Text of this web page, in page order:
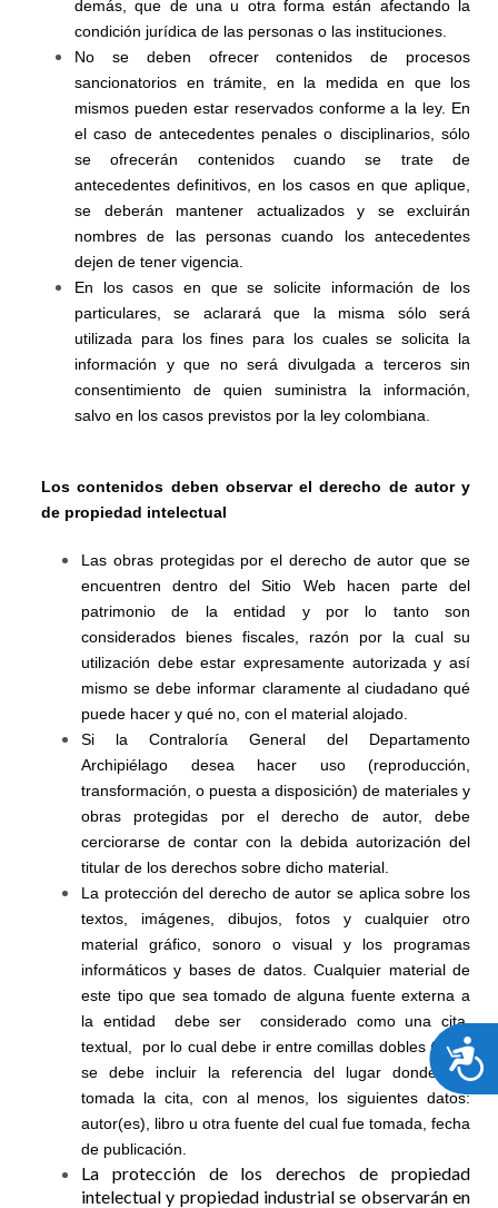
demás, que de una u otra forma están afectando la
condición jurídica de las personas o las instituciones.
No se deben ofrecer contenidos de procesos
sancionatorios en trámite, en la medida en que los
mismos pueden estar reservados conforme a la ley. En
el caso de antecedentes penales o disciplinarios, sólo
se ofrecerán contenidos cuando se trate de
antecedentes definitivos, en los casos en que aplique,
se deberán mantener actualizados y se excluirán
nombres de las personas cuando los antecedentes
dejen de tener vigencia.
En los casos en que se solicite información de los
particulares, se aclarará que la misma sólo será
utilizada para los fines para los cuales se solicita la
información y que no será divulgada a terceros sin
consentimiento de quien suministra la información,
salvo en los casos previstos por la ley colombiana.
Los contenidos deben observar el derecho de autor y
de propiedad intelectual
Las obras protegidas por el derecho de autor que se
encuentren dentro del Sitio Web hacen parte del
patrimonio de la entidad y por lo tanto son
considerados bienes fiscales, razón por la cual su
utilización debe estar expresamente autorizada y así
mismo se debe informar claramente al ciudadano qué
puede hacer y qué no, con el material alojado.
Si la Contraloría General del Departamento
Archipiélago desea hacer uso (reproducción,
transformación, o puesta a disposición) de materiales y
obras protegidas por el derecho de autor, debe
cerciorarse de contar con la debida autorización del
titular de los derechos sobre dicho material.
La protección del derecho de autor se aplica sobre los
textos, imágenes, dibujos, fotos y cualquier otro
material gráfico, sonoro o visual y los programas
informáticos y bases de datos. Cualquier material de
este tipo que sea tomado de alguna fuente externa a
la entidad debe ser considerado como una cita
textual, por lo cual debe ir entre comillas dobles (“ “) y
se debe incluir la referencia del lugar donde fue
tomada la cita, con al menos, los siguientes datos:
autor(es), libro u otra fuente del cual fue tomada, fecha
de publicación.
La protección de los derechos de propiedad
intelectual y propiedad industrial se observarán en